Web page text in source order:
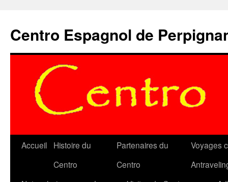
contenu
Centro Espagnol de
Accueil
Histoire du
Centro
Partenaires du
Centro
Voyages